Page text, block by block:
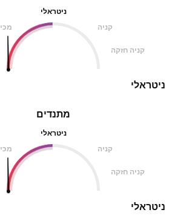
מתנדים
ניטראלי
קניה
קניה חזקה
ניטראלי
ניטראלי
קניה
קניה חזקה
ניטראלי